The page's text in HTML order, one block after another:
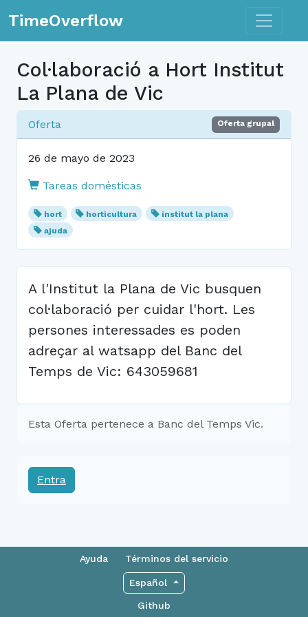
TimeOverflow Toggle
Col·laboració a Hort Institut
La Plana de Vic
Oferta Oferta grupal
26 de mayo de 2023
Tareas domésticas
hort horticultura
institut la plana
ajuda
A l'Institut la Plana de Vic busquen
col·laboració per cuidar l'hort. Les
persones interessades es poden
adreçar al watsapp del Banc del
Temps de Vic: 643059681
Esta Oferta pertenece a Banc del Temps Vic.
Entra
Ayuda Términos del servicio
Español
Github